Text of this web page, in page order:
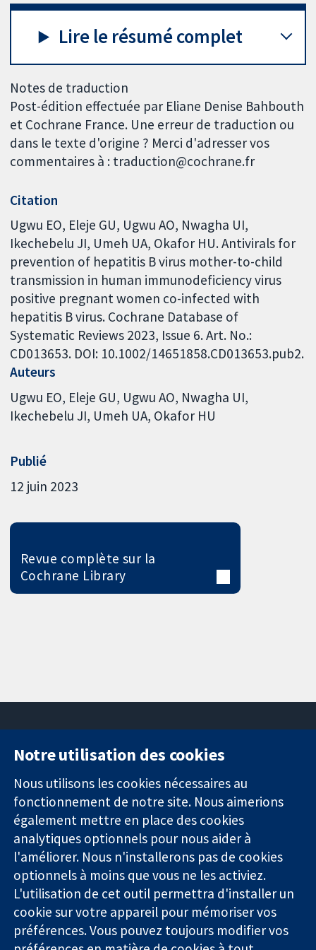
Lire le résumé complet
Notes de traduction
Post-édition effectuée par Eliane Denise Bahbouth
et Cochrane France. Une erreur de traduction ou
dans le texte d'origine ? Merci d'adresser vos
commentaires à : traduction@cochrane.fr
Citation
Ugwu EO, Eleje GU, Ugwu AO, Nwagha UI,
Ikechebelu JI, Umeh UA, Okafor HU. Antivirals for
prevention of hepatitis B virus mother-to-child
transmission in human immunodeficiency virus
positive pregnant women co-infected with
hepatitis B virus. Cochrane Database of
Systematic Reviews 2023, Issue 6. Art. No.:
CD013653. DOI: 10.1002/14651858.CD013653.pub2.
Auteurs
Ugwu EO Eleje GU Ugwu AO Nwagha UI
Ikechebelu JI Umeh UA Okafor HU
Publié
12 juin 2023
Revue complète sur la
Cochrane Library
Des données
probantes.
Des décisions
éclairées.
Une meilleure
santé.
11-13 Cavendish
Square
Londres
W1G0AN
Royaume-Uni
nous
Actualités
Service de
presse
Qui sommes-
nous
Offres
d'emploi
Library
Notre utilisation des cookies
Nous utilisons les cookies nécessaires au
fonctionnement de notre site. Nous aimerions
également mettre en place des cookies
analytiques optionnels pour nous aider à
l'améliorer. Nous n'installerons pas de cookies
optionnels à moins que vous ne les activiez.
L'utilisation de cet outil permettra d'installer un
cookie sur votre appareil pour mémoriser vos
préférences. Vous pouvez toujours modifier vos